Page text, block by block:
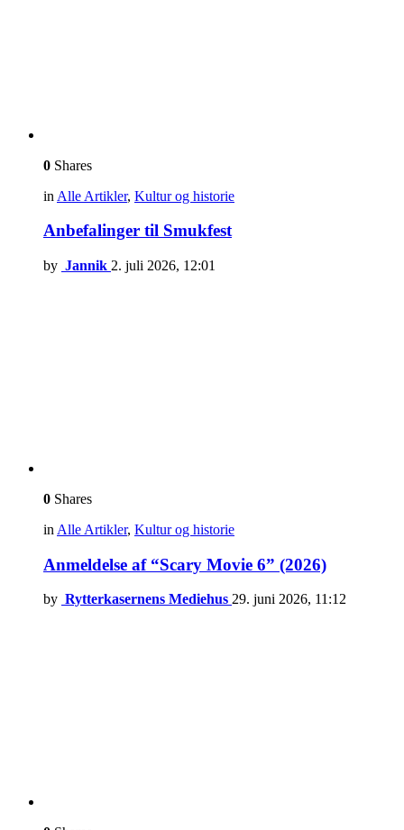
0 Shares
in Alle Artikler, Kultur og historie
Anbefalinger til Smukfest
by Jannik 2. juli 2026, 12:01
0 Shares
in Alle Artikler, Kultur og historie
Anmeldelse af “Scary Movie 6” (2026)
by Rytterkasernens Mediehus 29. juni 2026, 11:12